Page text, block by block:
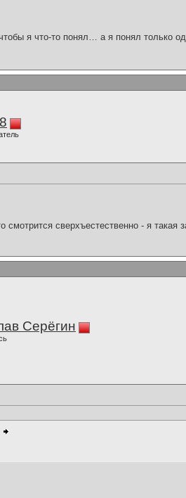
я что-то понял… а я понял только
смотрится сверхъестественно - я такая
Серёгин